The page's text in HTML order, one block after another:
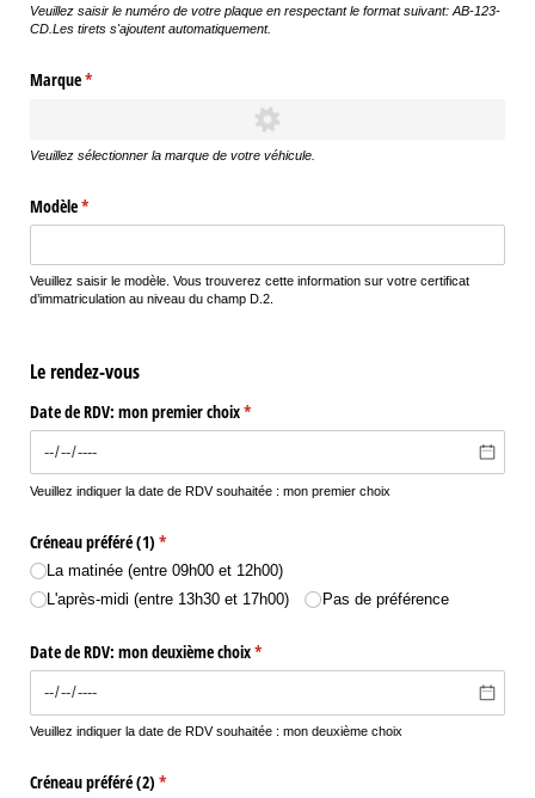
Veuillez saisir le numéro de votre plaque en respectant le format suivant: AB-123-
CD.Les tirets s'ajoutent automatiquement.
Marque*
(requis)
Veuillez sélectionner la marque de votre véhicule.
Modèle*
(requis)
Veuillez saisir le modèle. Vous trouverez cette information sur votre certificat
d’immatriculation au niveau du champ D.2.
Le rendez-vous
Date de RDV: mon premier choix*
(requis)
Veuillez indiquer la date de RDV souhaitée : mon premier choix
Créneau préféré (1) *
(requis)
La matinée (entre 09h00 et 12h00)
L'après-midi (entre 13h30 et 17h00)
Pas de préférence
Date de RDV: mon deuxième choix*
(requis)
Veuillez indiquer la date de RDV souhaitée : mon deuxième choix
Créneau préféré (2) *
(requis)